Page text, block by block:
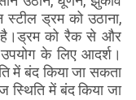
ड्रम को उठाना,
है।ड्रम को रैक से और
के लिए आदर्श।
में बंद किया जा सकता
स्थिति में बंद किया जा